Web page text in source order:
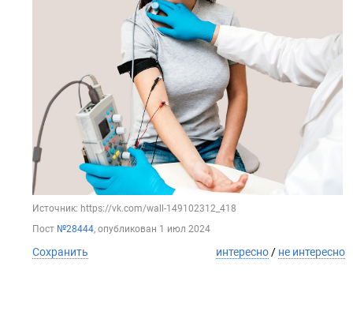
Источник: https://vk.com/wall-149102312_418
Пост №28444, опубликован 1 июл 2024
Сохранить интересно/ не интересно